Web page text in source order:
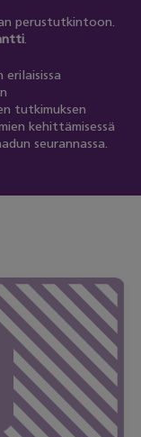
perustutkintoon.
.
tutkimuksen
kehittämisessä
seurannassa.